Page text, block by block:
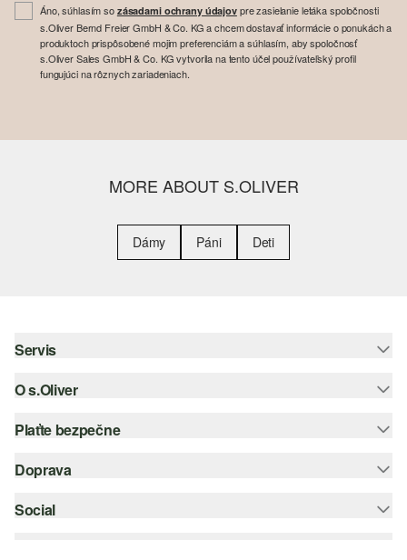
Áno, súhlasím so zásadami ochrany údajovpre zasielanie letáka spoločnosti
s.Oliver Bernd Freier GmbH & Co. KG a chcem dostavať informácie o ponukách a
produktoch prispôsobené mojim preferenciám a súhlasím, aby spoločnosť
s.Oliver Sales GmbH & Co. KG vytvorila na tento účel používateľský profil
fungujúci na rôznych zariadeniach.
MORE ABOUT S.OLIVER
Dámy Páni Deti
Servis
Pomoc a FAQ
Nápoveda k veľkostiam
O s.Oliver
Leták
Plaťte bezpečne
Kreditná karta
Doprava
Slovenská pošta
Social